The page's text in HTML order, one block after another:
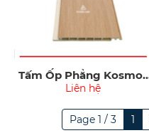
Tấm Ốp Phẳng Kosmos
OP125-007
Liên hệ
Page 1 / 3 1